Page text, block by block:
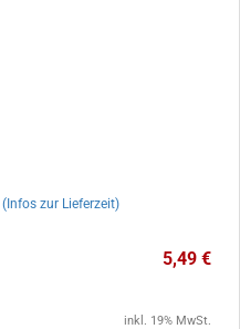
(Infos zur Lieferzeit)
5,49 €
inkl. 19% MwSt.